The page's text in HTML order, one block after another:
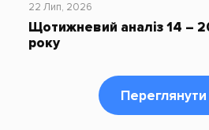
22 Лип, 2026
Щотижневий аналіз 14 –
року